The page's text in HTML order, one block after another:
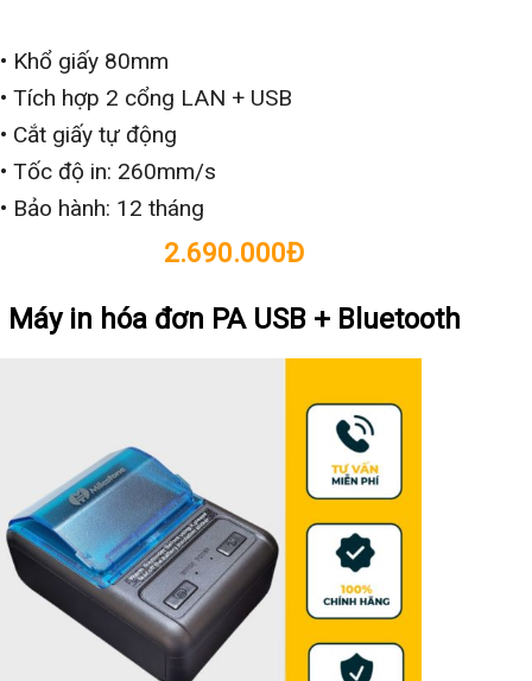
• Khổ giấy 80mm
• Tích hợp 2 cổng LAN + USB
• Cắt giấy tự động
• Tốc độ in: 260mm/s
• Bảo hành: 12 tháng
2.690.000Đ
Máy in hóa đơn PA USB + Bluetooth